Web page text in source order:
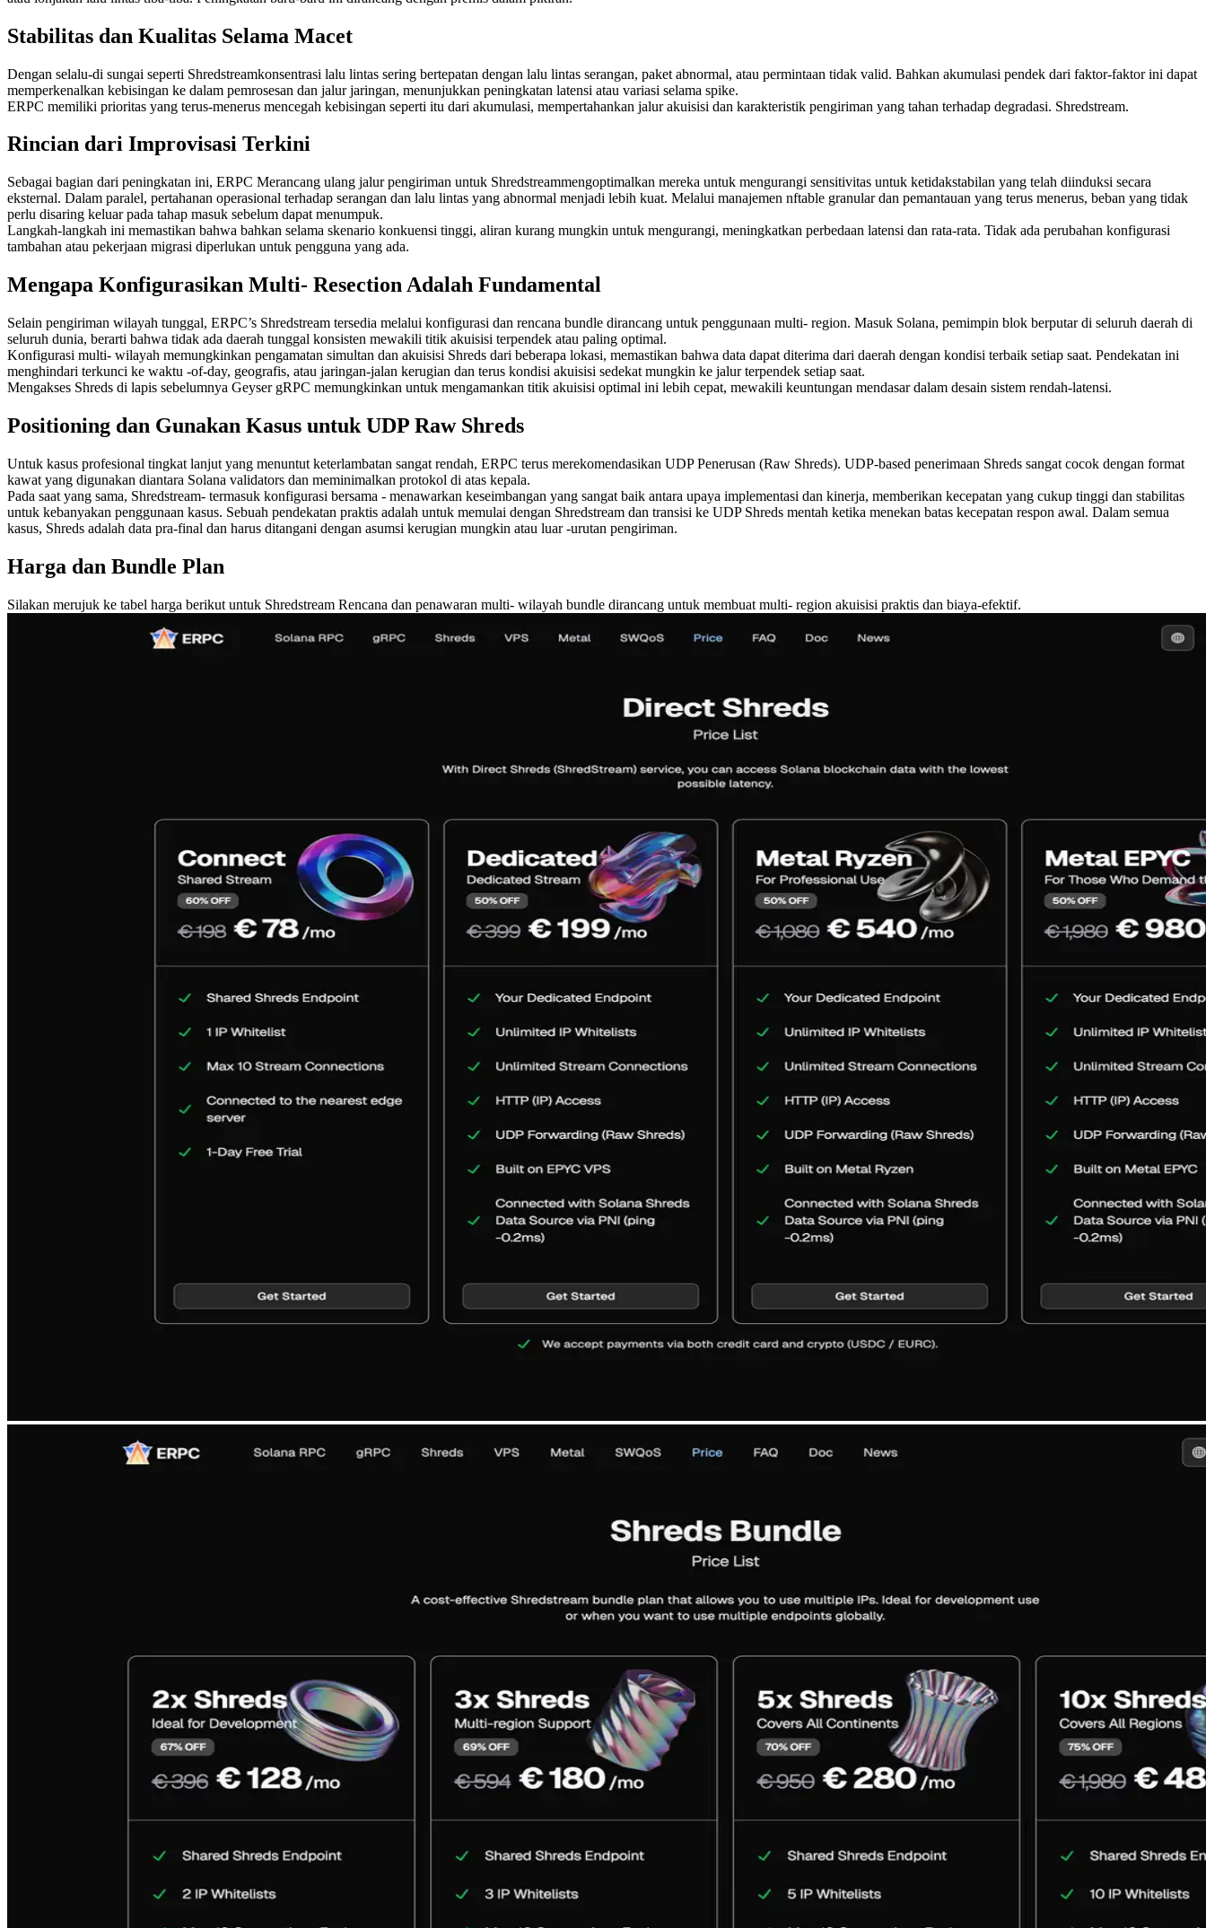
Stabilitas dan Kualitas Selama Macet
Dengan selalu-di sungai seperti Shredstreamkonsentrasi lalu lintas sering bertepatan dengan lalu lintas serangan, paket abnormal, atau permintaan tidak valid. Bahkan akumulasi pendek dari faktor-faktor ini dapat
memperkenalkan kebisingan ke dalam pemrosesan dan jalur jaringan, menunjukkan peningkatan latensi atau variasi selama spike.
ERPC memiliki prioritas yang terus-menerus mencegah kebisingan seperti itu dari akumulasi, mempertahankan jalur akuisisi dan karakteristik pengiriman yang tahan terhadap degradasi. Shredstream.
Rincian dari Improvisasi Terkini
Sebagai bagian dari peningkatan ini, ERPC Merancang ulang jalur pengiriman untuk Shredstreammengoptimalkan mereka untuk mengurangi sensitivitas untuk ketidakstabilan yang telah diinduksi secara
eksternal. Dalam paralel, pertahanan operasional terhadap serangan dan lalu lintas yang abnormal menjadi lebih kuat. Melalui manajemen nftable granular dan pemantauan yang terus menerus, beban yang tidak
perlu disaring keluar pada tahap masuk sebelum dapat menumpuk.
Langkah-langkah ini memastikan bahwa bahkan selama skenario konkuensi tinggi, aliran kurang mungkin untuk mengurangi, meningkatkan perbedaan latensi dan rata-rata. Tidak ada perubahan konfigurasi
tambahan atau pekerjaan migrasi diperlukan untuk pengguna yang ada.
Mengapa Konfigurasikan Multi- Resection Adalah Fundamental
Selain pengiriman wilayah tunggal, ERPC’s Shredstream tersedia melalui konfigurasi dan rencana bundle dirancang untuk penggunaan multi- region. Masuk Solana, pemimpin blok berputar di seluruh daerah di
seluruh dunia, berarti bahwa tidak ada daerah tunggal konsisten mewakili titik akuisisi terpendek atau paling optimal.
Konfigurasi multi- wilayah memungkinkan pengamatan simultan dan akuisisi Shreds dari beberapa lokasi, memastikan bahwa data dapat diterima dari daerah dengan kondisi terbaik setiap saat. Pendekatan ini
menghindari terkunci ke waktu -of-day, geografis, atau jaringan-jalan kerugian dan terus kondisi akuisisi sedekat mungkin ke jalur terpendek setiap saat.
Mengakses Shreds di lapis sebelumnya Geyser gRPC memungkinkan untuk mengamankan titik akuisisi optimal ini lebih cepat, mewakili keuntungan mendasar dalam desain sistem rendah-latensi.
Positioning dan Gunakan Kasus untuk UDP Raw Shreds
Untuk kasus profesional tingkat lanjut yang menuntut keterlambatan sangat rendah, ERPC terus merekomendasikan UDP Penerusan (Raw Shreds). UDP-based penerimaan Shreds sangat cocok dengan format
kawat yang digunakan diantara Solana validators dan meminimalkan protokol di atas kepala.
Pada saat yang sama, Shredstream- termasuk konfigurasi bersama - menawarkan keseimbangan yang sangat baik antara upaya implementasi dan kinerja, memberikan kecepatan yang cukup tinggi dan stabilitas
untuk kebanyakan penggunaan kasus. Sebuah pendekatan praktis adalah untuk memulai dengan Shredstream dan transisi ke UDP Shreds mentah ketika menekan batas kecepatan respon awal. Dalam semua
kasus, Shreds adalah data pra-final dan harus ditangani dengan asumsi kerugian mungkin atau luar -urutan pengiriman.
Harga dan Bundle Plan
Silakan merujuk ke tabel harga berikut untuk Shredstream Rencana dan penawaran multi- wilayah bundle dirancang untuk membuat multi- region akuisisi praktis dan biaya-efektif.